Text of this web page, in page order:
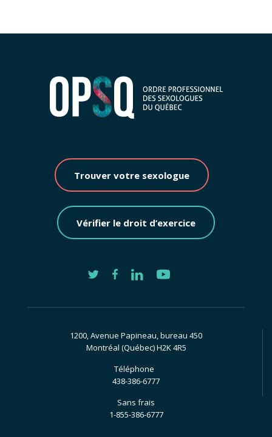
Trouver votre sexologue
Vérifier le droit d’exercice
1200, Avenue Papineau, bureau 450
Montréal (Québec) H2K 4R5
Téléphone
438-386-6777
Sans frais
1-855-386-6777